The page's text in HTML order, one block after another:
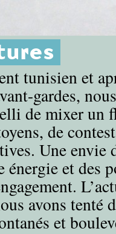
tunisien et
gardes,
de mixer un
de
Une envie
énergie et des
avons tenté
et